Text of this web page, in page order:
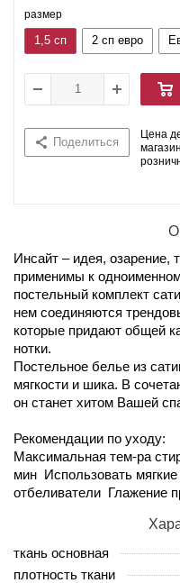
размер
1,5 сп 2 сп евро
Поделиться
Цена
Инсайт – идея, озарение,
применимы к
постельный комплект
нем соединяются
которые придают общей
нотки.
Постельное белье из
мягкости и шика. В
он станет хитом Вашей
Рекомендации по уходу:
Максимальная тем-ра
мин Использовать
отбеливатели Глажение
ткань основная
плотность ткани